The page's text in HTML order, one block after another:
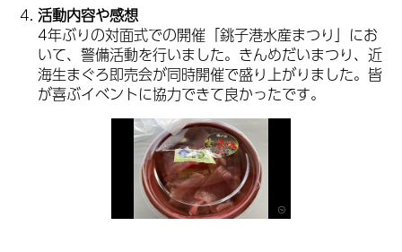
活動内容や感想
4年ぶりの対面式での開催「銚子港水産まつり」にお
いて、警備活動を行いました。きんめだいまつり、近
海生まぐろ即売会が同時開催で盛り上がりました。皆
が喜ぶイベントに協力できて良かったです。